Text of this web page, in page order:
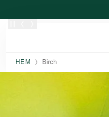
HEM Birch